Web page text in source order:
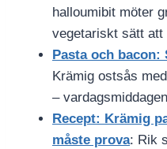
halloumibit möter
vegetariskt sätt att
Pasta och bacon:
Krämig ostsås
–
Recept: Krämig
måste prova: Rik